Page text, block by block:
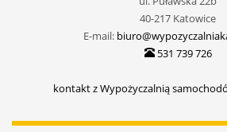
40-217 Katowice
E-mail:
531 739 726
kontakt z Wypożyczalnią